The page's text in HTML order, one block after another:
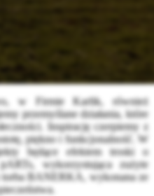
w Firmie Karlik, również
przemyślane działania, które
Inspirację czerpiemy z
piękno i funkcjonalność. W
będące efektem troski o
wykorzystująca zużyte
torba BANERKA, wykonana ze